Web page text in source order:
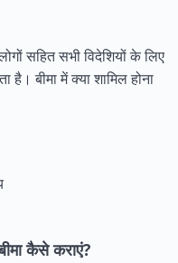
सहित सभी विदेशियों के लिए
है। बीमा में क्या शामिल होना
कैसे कराएं?